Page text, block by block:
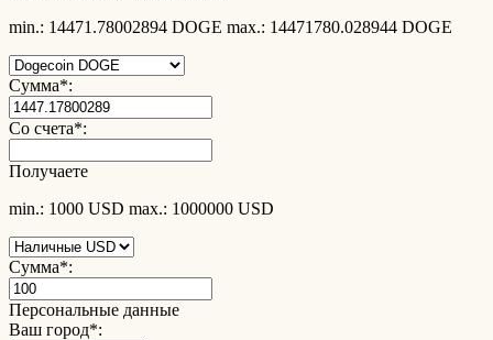
min.: 14471.78002894 DOGE max.: 14471780.028944 DOGE
Сумма*:
Со счета*:
Получаете
min.: 1000 USD max.: 1000000 USD
Сумма*:
Персональные данные
Ваш город*: